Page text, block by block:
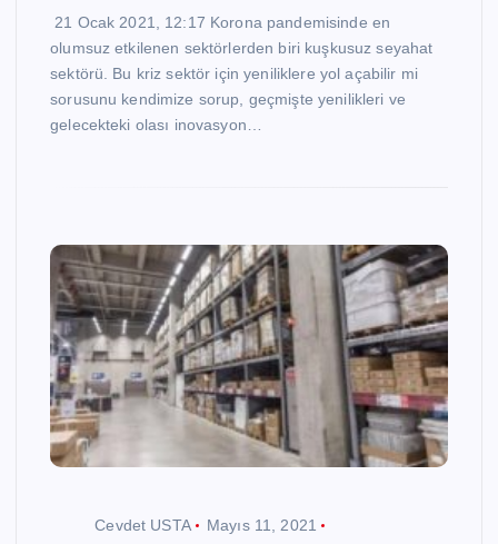
21 Ocak 2021, 12:17 Korona pandemisinde en
olumsuz etkilenen sektörlerden biri kuşkusuz seyahat
sektörü. Bu kriz sektör için yeniliklere yol açabilir mi
sorusunu kendimize sorup, geçmişte yenilikleri ve
gelecekteki olası inovasyon…
Cevdet USTA
Mayıs 11, 2021